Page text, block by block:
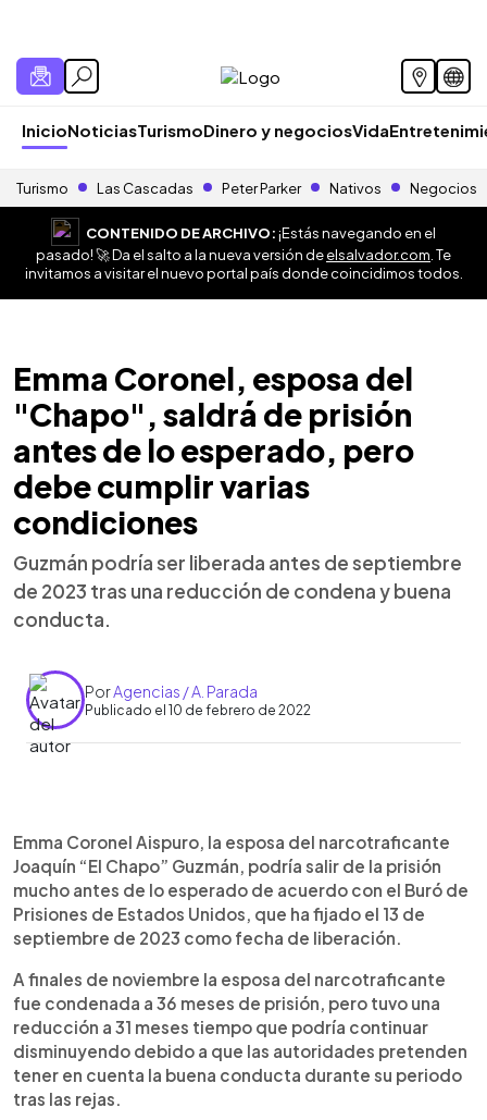
InicioNoticiasTurismoDinero y negociosVida
Turismo Las Cascadas Peter Parker Nativos Negocios
CONTENIDO DE ARCHIVO:¡Estás navegando en el
pasado! 🚀 Da el salto a la nueva versión deelsalvador.com . Te
invitamos a visitar el nuevo portal país donde coincidimos todos.
Emma Coronel, esposa del
"Chapo", saldrá de prisión
antes de lo esperado, pero
debe cumplir varias
condiciones
Guzmán podría ser liberada antes de septiembre
de 2023 tras una reducción de condena y buena
conducta.
PorAgencias / A. Parada
Publicado el 10 de febrero de 2022
► Escuchar artículo
Emma Coronel Aispuro, la esposa del narcotraficante
Joaquín “El Chapo” Guzmán, podría salir de la prisión
mucho antes de lo esperado de acuerdo con el Buró de
Prisiones de Estados Unidos, que ha fijado el 13 de
septiembre de 2023 como fecha de liberación.
A finales de noviembre la esposa del narcotraficante
fue condenada a 36 meses de prisión, pero tuvo una
reducción a 31 meses tiempo que podría continuar
disminuyendo debido a que las autoridades pretenden
tener en cuenta la buena conducta durante su periodo
tras las rejas.